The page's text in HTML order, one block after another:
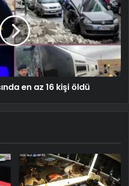
en az 16 kişi öldü